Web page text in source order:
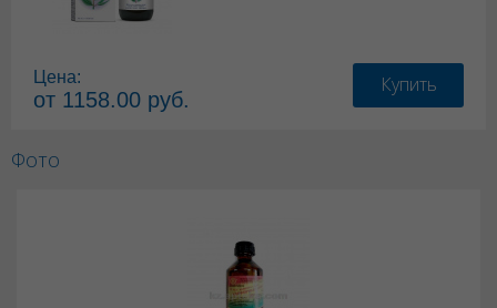
Цена:
от 1158.00 руб.
Купить
Фото